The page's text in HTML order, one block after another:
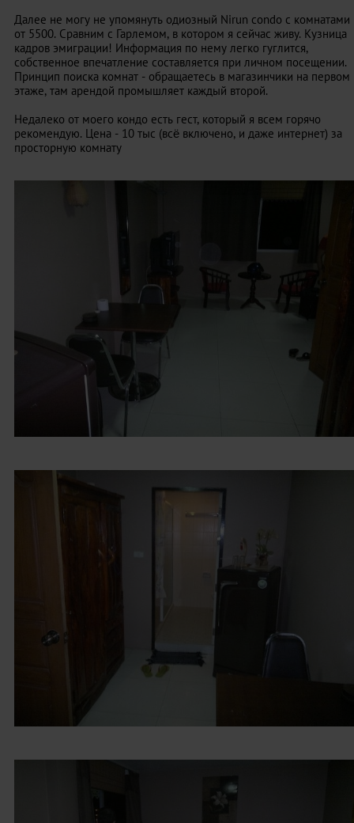
Далее не могу не упомянуть одиозный Nirun condo с комнатами
от 5500. Сравним с Гарлемом, в котором я сейчас живу. Кузница
кадров эмиграции! Информация по нему легко гуглится,
собственное впечатление составляется при личном посещении.
Принцип поиска комнат - обращаетесь в магазинчики на первом
этаже, там арендой промышляет каждый второй.
Недалеко от моего кондо есть гест, который я всем горячо
рекомендую. Цена - 10 тыс (всё включено, и даже интернет) за
просторную комнату